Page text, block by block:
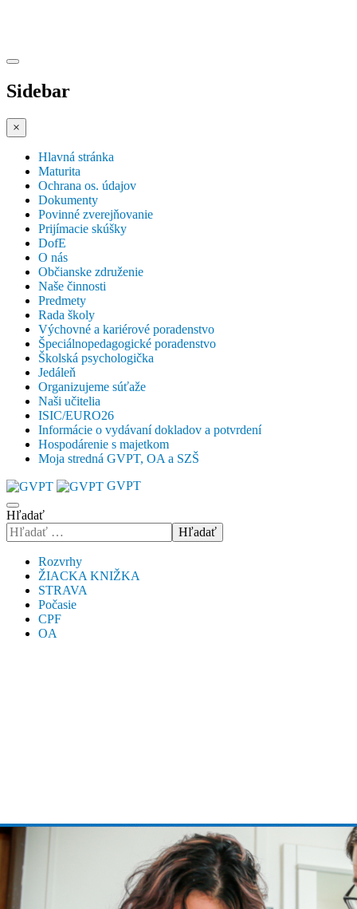
Sidebar
×
Hlavná stránka
Maturita
Ochrana os. údajov
Dokumenty
Povinné zverejňovanie
Prijímacie skúšky
DofE
O nás
Občianske združenie
Naše činnosti
Predmety
Rada školy
Výchovné a kariérové poradenstvo
Špeciálnopedagogické poradenstvo
Školská psychologička
Jedáleň
Organizujeme súťaže
Naši učitelia
ISIC/EURO26
Informácie o vydávaní dokladov a potvrdení
Hospodárenie s majetkom
Moja stredná GVPT, OA a SZŠ
GVPT
Hľadať
Hľadať
Rozvrhy
ŽIACKA KNIŽKA
STRAVA
Počasie
CPF
OA